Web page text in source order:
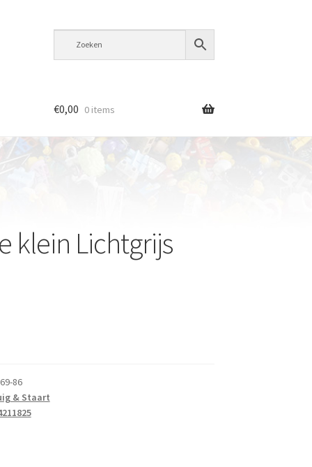
€0,00 0 items
klein Lichtgrijs
86
& Staart